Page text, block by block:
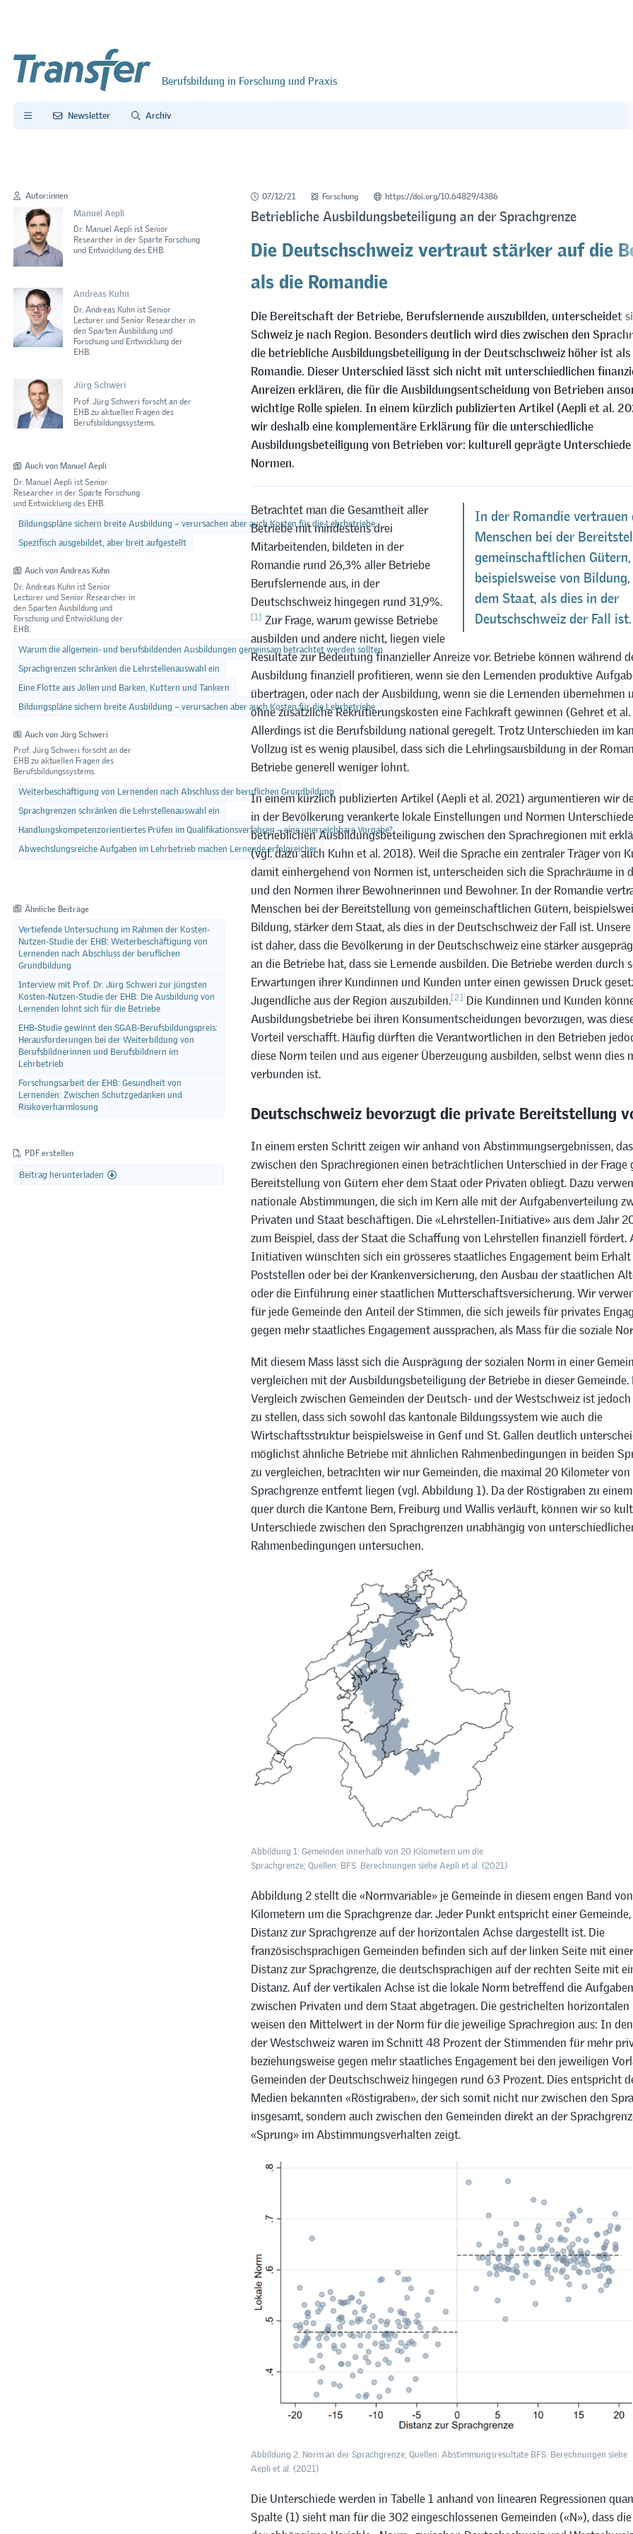
Berufsbildung in Forschung und Praxis
Newsletter Archiv
Autor:innen
Manuel Aepli
Dr. Manuel Aepli ist Senior
Researcher in der Sparte Forschung
und Entwicklung des EHB.
Andreas Kuhn
Dr. Andreas Kuhn ist Senior
Lecturer und Senior Researcher in
den Sparten Ausbildung und
Forschung und Entwicklung der
EHB.
Jürg Schweri
Prof. Jürg Schweri forscht an der
EHB zu aktuellen Fragen des
Berufsbildungssystems.
Auch von Manuel Aepli
Dr. Manuel Aepli ist Senior
Researcher in der Sparte Forschung
und Entwicklung des EHB.
Bildungspläne sichern breite Ausbildung – verursachen aber auch Kosten für die Lehrbetriebe
Spezifisch ausgebildet, aber breit aufgestellt
Auch von Andreas Kuhn
Dr. Andreas Kuhn ist Senior
Lecturer und Senior Researcher in
den Sparten Ausbildung und
Forschung und Entwicklung der
EHB.
Warum die allgemein- und berufsbildenden Ausbildungen gemeinsam betrachtet werden sollten
Sprachgrenzen schränken die Lehrstellenauswahl ein
Eine Flotte aus Jollen und Barken, Kuttern und Tankern
Bildungspläne sichern breite Ausbildung – verursachen aber auch Kosten für die Lehrbetriebe
Auch von Jürg Schweri
Prof. Jürg Schweri forscht an der
EHB zu aktuellen Fragen des
Berufsbildungssystems.
Weiterbeschäftigung von Lernenden nach Abschluss der beruflichen Grundbildung
Sprachgrenzen schränken die Lehrstellenauswahl ein
Handlungskompetenzorientiertes Prüfen im Qualifikationsverfahren – eine unerreichbare Vorgabe?
Abwechslungsreiche Aufgaben im Lehrbetrieb machen Lernende erfolgreicher
Ähnliche Beiträge
Vertiefende Untersuchung im Rahmen der Kosten-
Nutzen-Studie der EHB: Weiterbeschäftigung von
Lernenden nach Abschluss der beruflichen
Grundbildung
Interview mit Prof. Dr. Jürg Schweri zur jüngsten
Kosten-Nutzen-Studie der EHB: Die Ausbildung von
Lernenden lohnt sich für die Betriebe
EHB-Studie gewinnt den SGAB-Berufsbildungspreis:
Herausforderungen bei der Weiterbildung von
Berufsbildnerinnen und Berufsbildnern im
Lehrbetrieb
Forschungsarbeit der EHB: Gesundheit von
Lernenden: Zwischen Schutzgedanken und
Risikoverharmlosung
PDF erstellen
Beitrag herunterladen
07/12/21 Forschung https://doi.org/10.64829/4386
Betriebliche Ausbildungsbeteiligung an der Sprachgrenze
Die Deutschschweiz vertraut stärker auf die
als die Romandie
Die Bereitschaft der Betriebe, Berufslernende auszubilden, unterscheidet
Schweiz je nach Region. Besonders deutlich wird dies zwischen den
die betriebliche Ausbildungsbeteiligung in der Deutschschweiz höher ist
Romandie. Dieser Unterschied lässt sich nicht mit unterschiedlichen
Anreizen erklären, die für die Ausbildungsentscheidung von Betrieben
wichtige Rolle spielen. In einem kürzlich publizierten Artikel (Aepli et al.
wir deshalb eine komplementäre Erklärung für die unterschiedliche
Ausbildungsbeteiligung von Betrieben vor: kulturell geprägte
Normen.
In der Romandie vertrauen
Menschen bei der
gemeinschaftlichen Gütern,
beispielsweise von
dem Staat, als dies in der
Deutschschweiz der Fall ist.
Betrachtet man die Gesamtheit aller
Betriebe mit mindestens drei
Mitarbeitenden, bildeten in der
Romandie rund 26,3% aller Betriebe
Berufslernende aus, in der
Deutschschweiz hingegen rund 31,9%.
[1] Zur Frage, warum gewisse Betriebe
ausbilden und andere nicht, liegen viele
Resultate zur Bedeutung finanzieller Anreize vor. Betriebe können während
Ausbildung finanziell profitieren, wenn sie den Lernenden produktive
übertragen, oder nach der Ausbildung, wenn sie die Lernenden übernehmen
ohne zusätzliche Rekrutierungskosten eine Fachkraft gewinnen (Gehret et
Allerdings ist die Berufsbildung national geregelt. Trotz Unterschieden im
Vollzug ist es wenig plausibel, dass sich die Lehrlingsausbildung in der
Betriebe generell weniger lohnt.
In einem kürzlich publizierten Artikel (Aepli et al. 2021) argumentieren wir
in der Bevölkerung verankerte lokale Einstellungen und Normen
betrieblichen Ausbildungsbeteiligung zwischen den Sprachregionen mit
(vgl. dazu auch Kuhn et al. 2018). Weil die Sprache ein zentraler Träger von
damit einhergehend von Normen ist, unterscheiden sich die Sprachräume in
und den Normen ihrer Bewohnerinnen und Bewohner. In der Romandie
Menschen bei der Bereitstellung von gemeinschaftlichen Gütern,
Bildung, stärker dem Staat, als dies in der Deutschschweiz der Fall ist.
ist daher, dass die Bevölkerung in der Deutschschweiz eine stärker
an die Betriebe hat, dass sie Lernende ausbilden. Die Betriebe werden durch
Erwartungen ihrer Kundinnen und Kunden unter einen gewissen Druck
Jugendliche aus der Region auszubilden.[2] Die Kundinnen und Kunden
Ausbildungsbetriebe bei ihren Konsumentscheidungen bevorzugen, was
Vorteil verschafft. Häufig dürften die Verantwortlichen in den Betrieben
diese Norm teilen und aus eigener Überzeugung ausbilden, selbst wenn dies
verbunden ist.
Deutschschweiz bevorzugt die private Bereitstellung
In einem ersten Schritt zeigen wir anhand von Abstimmungsergebnissen,
zwischen den Sprachregionen einen beträchtlichen Unterschied in der Frage
Bereitstellung von Gütern eher dem Staat oder Privaten obliegt. Dazu
nationale Abstimmungen, die sich im Kern alle mit der Aufgabenverteilung
Privaten und Staat beschäftigen. Die «Lehrstellen-Initiative» aus dem Jahr
zum Beispiel, dass der Staat die Schaffung von Lehrstellen finanziell fördert.
Initiativen wünschten sich ein grösseres staatliches Engagement beim
Poststellen oder bei der Krankenversicherung, den Ausbau der staatlichen
oder die Einführung einer staatlichen Mutterschaftsversicherung. Wir
für jede Gemeinde den Anteil der Stimmen, die sich jeweils für privates
gegen mehr staatliches Engagement aussprachen, als Mass für die soziale
Mit diesem Mass lässt sich die Ausprägung der sozialen Norm in einer
vergleichen mit der Ausbildungsbeteiligung der Betriebe in dieser Gemeinde.
Vergleich zwischen Gemeinden der Deutsch- und der Westschweiz ist
zu stellen, dass sich sowohl das kantonale Bildungssystem wie auch die
Wirtschaftsstruktur beispielsweise in Genf und St. Gallen deutlich
möglichst ähnliche Betriebe mit ähnlichen Rahmenbedingungen in beiden
zu vergleichen, betrachten wir nur Gemeinden, die maximal 20 Kilometer von
Sprachgrenze entfernt liegen (vgl. Abbildung 1). Da der Röstigraben zu
quer durch die Kantone Bern, Freiburg und Wallis verläuft, können wir so
Unterschiede zwischen den Sprachgrenzen unabhängig von
Rahmenbedingungen untersuchen.
Abbildung 1: Gemeinden innerhalb von 20 Kilometern um die
Sprachgrenze; Quellen: BFS. Berechnungen siehe Aepli et al. (2021)
Abbildung 2 stellt die «Normvariable» je Gemeinde in diesem engen Band
Kilometern um die Sprachgrenze dar. Jeder Punkt entspricht einer
Distanz zur Sprachgrenze auf der horizontalen Achse dargestellt ist. Die
französischsprachigen Gemeinden befinden sich auf der linken Seite mit
Distanz zur Sprachgrenze, die deutschsprachigen auf der rechten Seite mit
Distanz. Auf der vertikalen Achse ist die lokale Norm betreffend die
zwischen Privaten und dem Staat abgetragen. Die gestrichelten horizontalen
weisen den Mittelwert in der Norm für die jeweilige Sprachregion aus: In
der Westschweiz waren im Schnitt 48 Prozent der Stimmenden für mehr
beziehungsweise gegen mehr staatliches Engagement bei den jeweiligen
Gemeinden der Deutschschweiz hingegen rund 63 Prozent. Dies entspricht
Medien bekannten «Röstigraben», der sich somit nicht nur zwischen den
insgesamt, sondern auch zwischen den Gemeinden direkt an der
«Sprung» im Abstimmungsverhalten zeigt.
Abbildung 2: Norm an der Sprachgrenze; Quellen: Abstimmungsresultate BFS. Berechnungen siehe
Aepli et al. (2021)
Die Unterschiede werden in Tabelle 1 anhand von linearen Regressionen
Spalte (1) sieht man für die 302 eingeschlossenen Gemeinden («N»), dass